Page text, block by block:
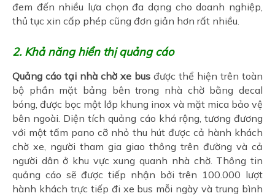
đem đến nhiều lựa chọn đa dạng cho doanh nghiệp,
thủ tục xin cấp phép cũng đơn giản hơn rất nhiều.
2. Khả năng hiển thị quảng cáo
Quảng cáo tại nhà chờ xe bus được thể hiện trên toàn
bộ phần mặt bảng bên trong nhà chờ bằng decal
bóng, được bọc một lớp khung inox và mặt mica bảo vệ
bên ngoài. Diện tích quảng cáo khá rộng, tương đương
với một tấm pano cỡ nhỏ thu hút được cả hành khách
chờ xe, người tham gia giao thông trên đường và cả
người dân ở khu vực xung quanh nhà chờ. Thông tin
quảng cáo sẽ được tiếp nhận bởi trên 100.000 lượt
hành khách trực tiếp đi xe bus mỗi ngày và trung bình